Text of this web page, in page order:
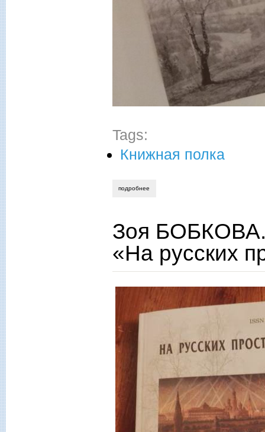
Tags:
Книжная полка
подробнее
Зоя
«На русских